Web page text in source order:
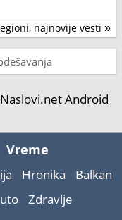
najnovije vesti »
Android
Vreme
Hronika
Balkan
Zdravlje